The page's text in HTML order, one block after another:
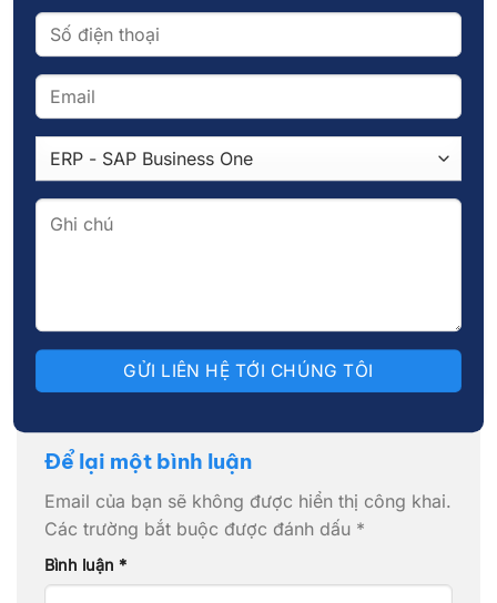
Mục nhập này đã được đăng trong
tức. Đánh dấu trangpermalink.
ADMIN
thống và kho thông minh
yếu cho doanh nghiệp hiện
Để lại một bình luận
Email của bạn sẽ không được hiển thị công khai.
Các trường bắt buộc được đánh dấu *
Bình luận *